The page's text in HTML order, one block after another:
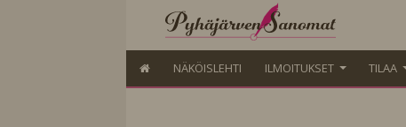
NÄKÖISLEHTI ILMOITUKSET TILAA